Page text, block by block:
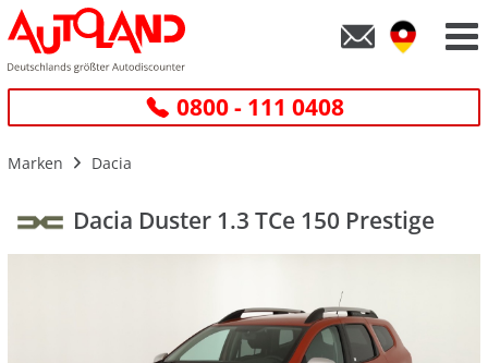
0800 - 111 0408
Marken Dacia
Dacia Duster 1.3 TCe 150 Prestige